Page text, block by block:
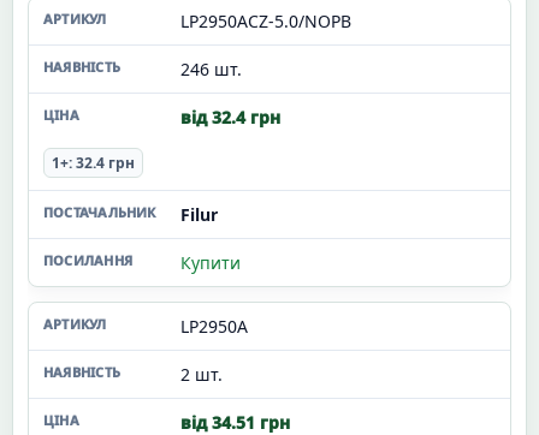
LP2950ACZ-5.0/NOPB
246 шт.
від 32.4 грн
1+: 32.4 грн
Filur
Купити
LP2950A
2 шт.
від 34.51 грн